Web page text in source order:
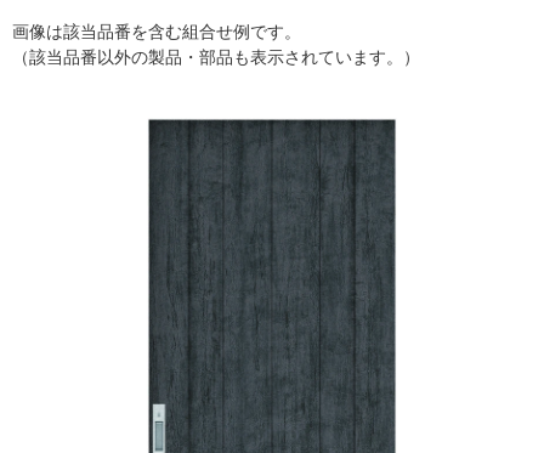
画像は該当品番を含む組合せ例です。
（該当品番以外の製品・部品も表示されています。）